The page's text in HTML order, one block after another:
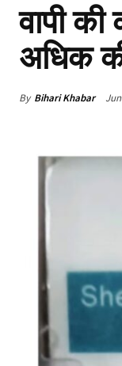
वापी
अधिक
By Bihari Khabar